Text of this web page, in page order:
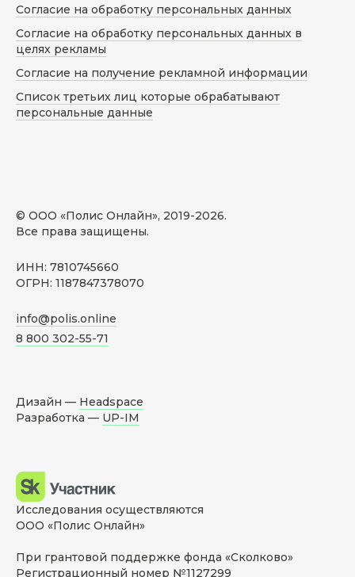
© ООО «Полис Онлайн», 2019-2026.
Все права защищены.
ИНН: 7810745660
ОГРН: 1187847378070
info@polis.online
8 800 302-55-71
Согласие на обработку персональных данных
Согласие на обработку персональных данных в
целях рекламы
Согласие на получение рекламной информации
Список третьих лиц которые обрабатывают
персональные данные
Дизайн — Headspace
Разработка — UP-IM
Исследования осуществляются
ООО «Полис Онлайн»
При грантовой поддержке фонда «Сколково»
Регистрационный номер №1127299